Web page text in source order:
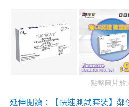
點擊圖片放
延伸閱讀：【快速測試套裝】